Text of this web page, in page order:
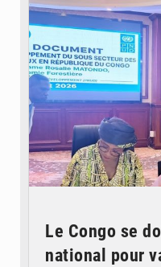
Le Congo se
national pour